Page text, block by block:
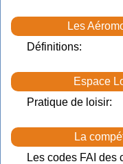
Les
Définitions:
Espace
Pratique de loisir:
La
Les codes FAI des